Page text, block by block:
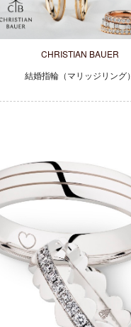
CHRISTIAN BAUER
結婚指輪（マリッジリング）